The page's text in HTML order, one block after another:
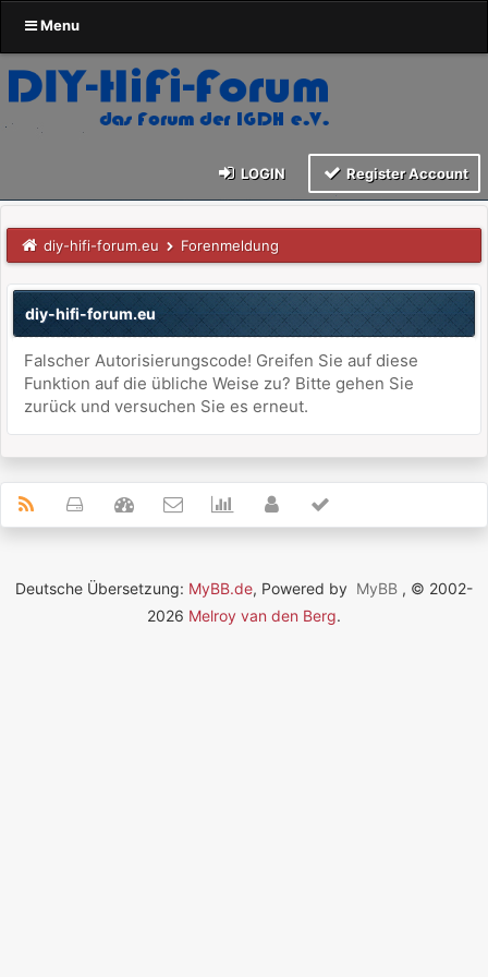
Menu
LOGIN Register Account
diy-hifi-forum.eu Forenmeldung
diy-hifi-forum.eu
Falscher Autorisierungscode! Greifen Sie auf diese
Funktion auf die übliche Weise zu? Bitte gehen Sie
zurück und versuchen Sie es erneut.
Deutsche Übersetzung: MyBB.de, Powered by MyBB , © 2002-
2026 Melroy van den Berg.